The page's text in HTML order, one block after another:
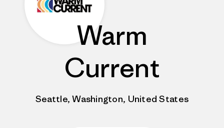
Warm
Current
Seattle, Washington, United States